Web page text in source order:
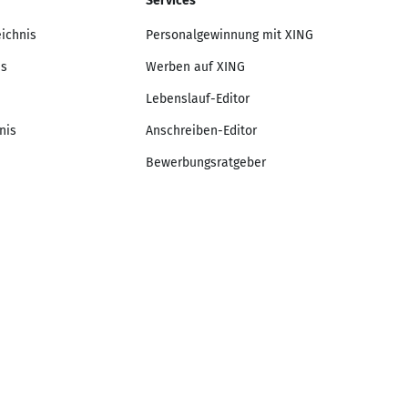
Personalgewinnung mit XING
Werben auf XING
Lebenslauf-Editor
Anschreiben-Editor
Bewerbungsratgeber